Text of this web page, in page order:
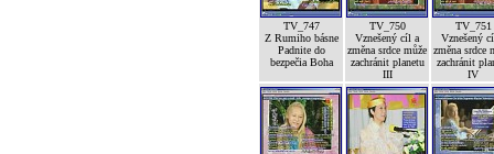
TV_747
Z Rumiho básne
Padnite do
bezpečia Boha
TV_750
Vznešený cíl a
změna srdce může
zachránit planetu
III
TV_751
Vznešený
změna srdce
zachránit
IV